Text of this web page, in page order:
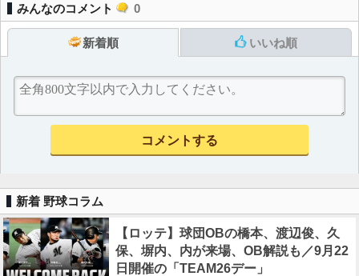
みんなのコメント 0
新着順 いいね順
新着 野球コラム
【ロッテ】球団OBの橋本、渡辺俊、久
保、塀内、内が来場、OB解説も／9月22
日開催の「TEAM26デー」